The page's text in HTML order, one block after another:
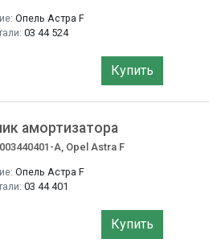
Опель Астра F
03 44 524
Купить
амортизатора
A, Opel Astra F
Опель Астра F
03 44 401
Купить